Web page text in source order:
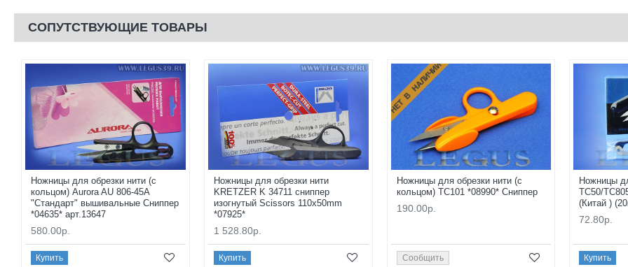
СОПУТСТВУЮЩИЕ ТОВАРЫ
Ножницы для обрезки нити (с
кольцом) Aurora AU 806-45А
"Стандарт" вышивальные Сниппер
*04635* арт.13647
580.00р.
Купить
Ножницы для обрезки нити
KRETZER K 34711 сниппер
изогнутый Scissors 110x50mm
*07925*
1 528.80р.
Купить
НЕТ В НАЛИЧИИ
Ножницы для обрезки нити (с
кольцом) TC101 *08990* Сниппер
190.00р.
Сообщить
Ножницы
TC50/
(Китай )
72.80р.
Купить